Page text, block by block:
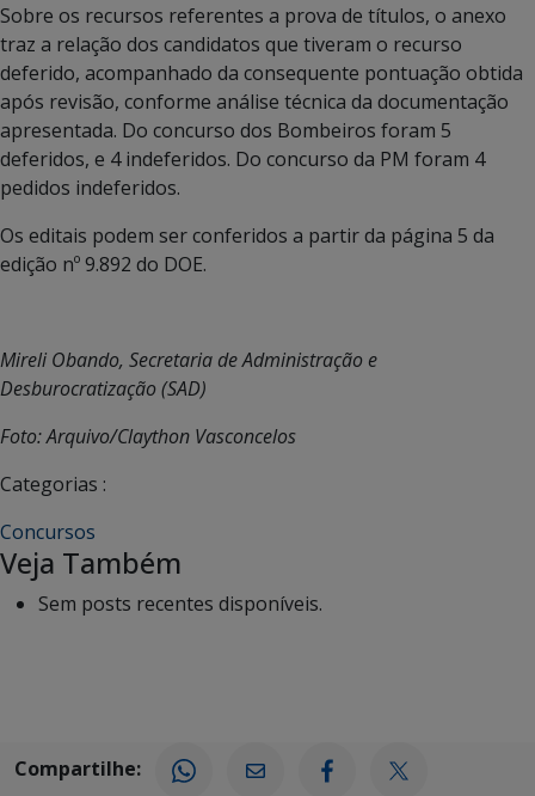
Sobre os recursos referentes a prova de títulos, o anexo
traz a relação dos candidatos que tiveram o recurso
deferido, acompanhado da consequente pontuação obtida
após revisão, conforme análise técnica da documentação
apresentada. Do concurso dos Bombeiros foram 5
deferidos, e 4 indeferidos. Do concurso da PM foram 4
pedidos indeferidos.
Os editais podem ser conferidos a partir da página 5 da
edição nº 9.892 do DOE.
Mireli Obando, Secretaria de Administração e
Desburocratização (SAD)
Foto: Arquivo/Claython Vasconcelos
Categorias :
Concursos
Veja Também
Sem posts recentes disponíveis.
Compartilhe: